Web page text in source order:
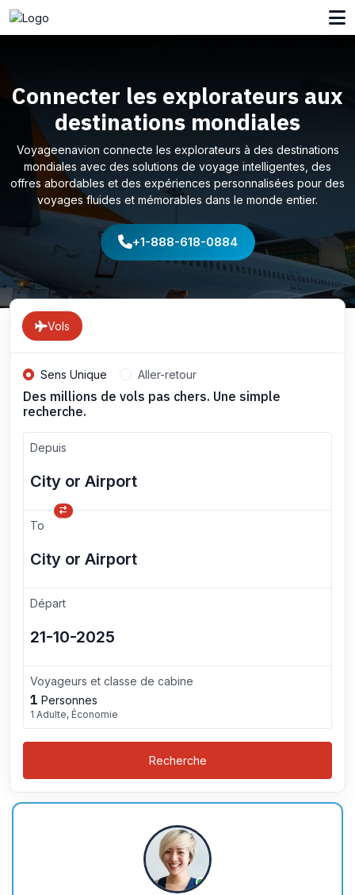
Connecter les explorateurs aux
destinations mondiales
Voyageenavion connecte les explorateurs à des destinations
mondiales avec des solutions de voyage intelligentes, des
offres abordables et des expériences personnalisées pour des
voyages fluides et mémorables dans le monde entier.
+1-888-618-0884
Vols
Sens Unique Aller-retour
Des millions de vols pas chers. Une simple
recherche.
Depuis
To
Départ
Voyageurs et classe de cabine
1 Personnes
1 Adulte, Économie
Recherche